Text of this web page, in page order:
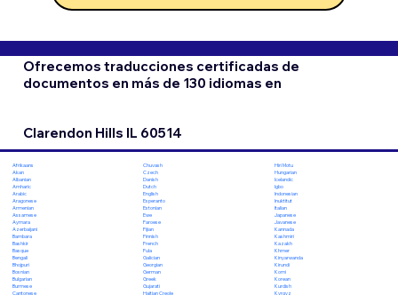
Ofrecemos traducciones certificadas de
documentos en más de 130 idiomas en
Clarendon Hills IL 60514
Afrikaans
Akan
Albanian
Amharic
Arabic
Aragonese
Armenian
Assamese
Aymara
Azerbaijani
Bambara
Bashkir
Basque
Bengali
Bhojpuri
Bosnian
Bulgarian
Burmese
Cantonese
Chuvash
Czech
Danish
Dutch
English
Esperanto
Estonian
Ewe
Faroese
Fijian
Finnish
French
Fula
Galician
Georgian
German
Greek
Gujarati
Haitian Creole
Hiri Motu
Hungarian
Icelandic
Igbo
Indonesian
Inuktitut
Italian
Japanese
Javanese
Kannada
Kashmiri
Kazakh
Khmer
Kinyarwanda
Kirundi
Komi
Korean
Kurdish
Kyrgyz